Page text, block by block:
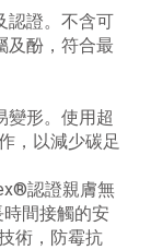
認證。不含可
及酚，符合最
變形。使用超
，以減少碳足
認證親膚無
間接觸的安
術，防霉抗